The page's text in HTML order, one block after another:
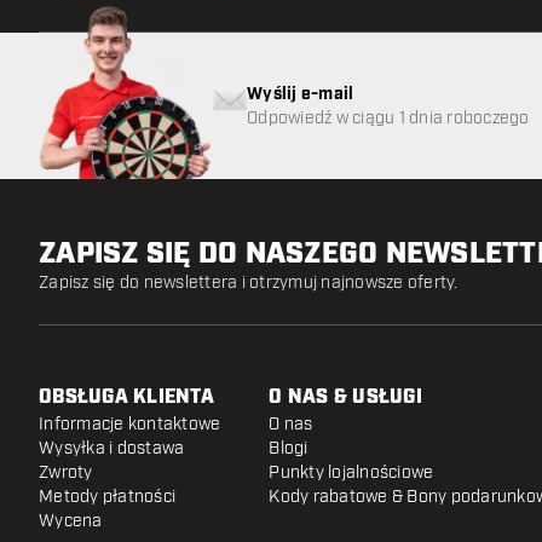
Wyślij e-mail
Odpowiedź w ciągu 1 dnia roboczego
ZAPISZ SIĘ DO NASZEGO
Zapisz się do newslettera i otrzymuj najnowsze oferty.
OBSŁUGA KLIENTA
Informacje kontaktowe
Wysyłka i dostawa
Zwroty
Metody płatności
Wycena
O NAS & USŁUGI
O nas
Blogi
Punkty lojalnościowe
Kody rabatowe & Bony